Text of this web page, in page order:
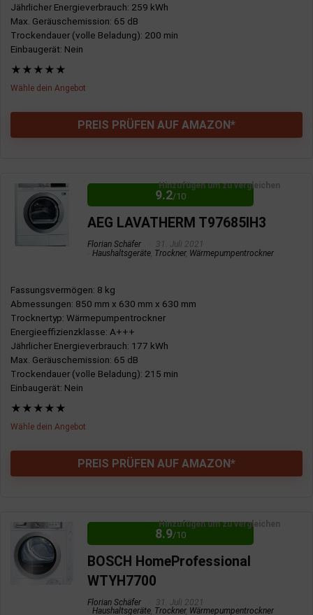
Jährlicher Energieverbrauch: 259 kWh
Max. Geräuschemission: 65 dB
Trockendauer (volle Beladung): 200 min
Einbaugerät: Nein
★ ★ ★ ★ ★
Wähle dein Angebot
PREIS PRÜFEN AUF AMAZON*
Recht leise
Hohe Energieeffizienz
Hohe Trockenkapazität
Startzeitvorwahl
Innenbeleuchtung
Schontrommel
NACHTEILE:
Hinzufügen um zu vergleichen
9.2/10
AEG LAVATHERM T97685IH3
Florian Schäfer
31. Juli 2021
Haushaltsgeräte Trockner, Wärmepumpentrockner
Fassungsvermögen: 8 kg
Abmessungen: 850 mm x 630 mm x 630 mm
Trocknertyp: Wärmepumpentrockner
Energieeffizienzklasse: A+++
Jährlicher Energieverbrauch: 177 kWh
Max. Geräuschemission: 65 dB
Trockendauer (volle Beladung): 215 min
Einbaugerät: Nein
★ ★ ★ ★ ★
Wähle dein Angebot
PREIS PRÜFEN AUF AMAZON*
Sehr leise
Energiesparend
Hohe Trockenkapazität
Hinzufügen um zu vergleichen
8.9/10
BOSCH HomeProfessional
WTYH7700
Florian Schäfer
31. Juli 2021
Haushaltsgeräte Trockner, Wärmepumpentrockner